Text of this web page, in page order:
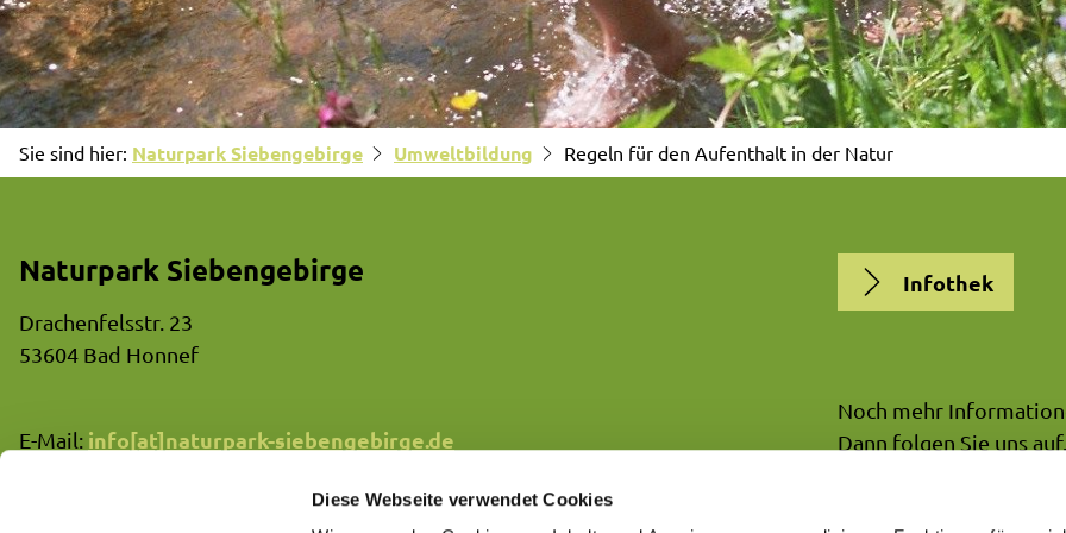
Diese Webseite verwendet Cookies
Sie sind hier: Naturpark Siebengebirge Umweltbildung Regeln für den Aufenthalt in der Natur
Naturpark Siebengebirge
Drachenfelsstr. 23
53604 Bad Honnef
E-Mail: info[at]naturpark-siebengebirge.de
Infothek
Noch mehr
Dann folgen Sie uns auf...